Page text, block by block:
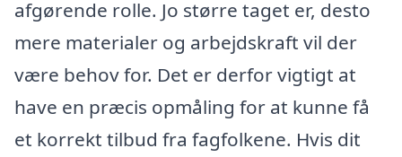
afgørende rolle. Jo større taget er, desto
mere materialer og arbejdskraft vil der
være behov for. Det er derfor vigtigt at
have en præcis opmåling for at kunne få
et korrekt tilbud fra fagfolkene. Hvis dit